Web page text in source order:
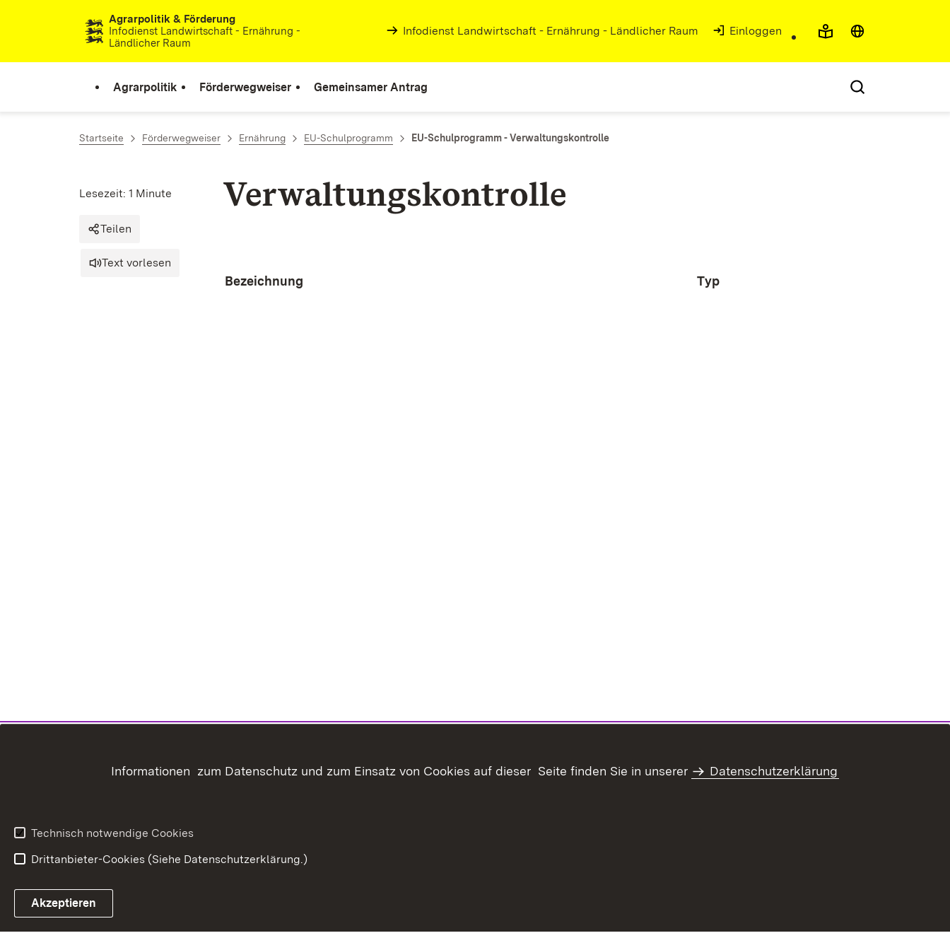
Zum Inhalt springenAgrarpolitik & Förderung
Infodienst Landwirtschaft - Ernährung -
Ländlicher Raum
Infodienst Landwirtschaft - Ernährung - Ländlicher Raum Einloggen
Agrarpolitik Förderwegweiser Gemeinsamer Antrag
Startseite Förderwegweiser Ernährung EU-Schulprogramm EU-Schulprogramm - Verwaltungskontrolle
Verwaltungskontrolle
Lesezeit: 1 Minute
Teilen
Text vorlesen
Bezeichnung Typ
Informationen zum Datenschutz und zum Einsatz von Cookies auf dieser Seite finden Sie in unserer Datenschutzerklärung
Technisch notwendige Cookies
Drittanbieter-Cookies (Siehe Datenschutzerklärung.)
Akzeptieren